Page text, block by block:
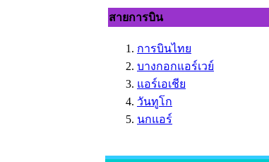
สายการบิน
การบินไทย
บางกอกแอร์เวย์
แอร์เอเชีย
วันทูโก
นกแอร์